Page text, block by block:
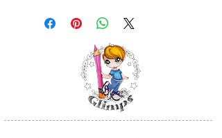
abbinati alla collezione di carte
- GPP 23-10 SFUMATURE
ROMANTICHE 6x6
- GPP 23-07 SFUMATURE
ROMANTICHE 12x12
- GPP 23-12 i300gr. SVOLAZZI IN
COMPAGNIA 6x6
- GPP 23-09 i300gr SVOLAZZI IN